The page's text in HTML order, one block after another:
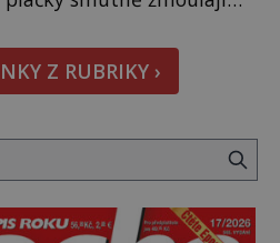
podpory
vás pozveme? Unikátní
název „Veselý“, najdeme
Z RUBRIKY ›